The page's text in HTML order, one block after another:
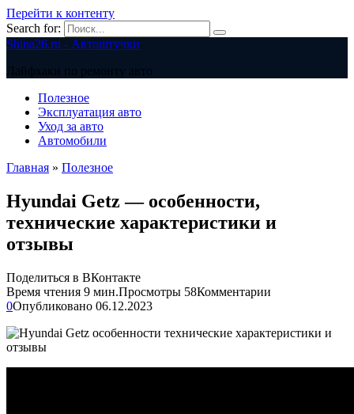
Перейти к контенту
Search for:
Shina26.ru - Автоштучки
Лайфхаки по ремонту авто
Полезное
Эксплуатация авто
Уход за авто
Автомобили
Главная » Полезное
Hyundai Getz — особенности,
технические характеристики и
отзывы
Поделиться в ВКонтакте
Время чтения 9 мин.Просмотры 58Комментарии
0Опубликовано 06.12.2023